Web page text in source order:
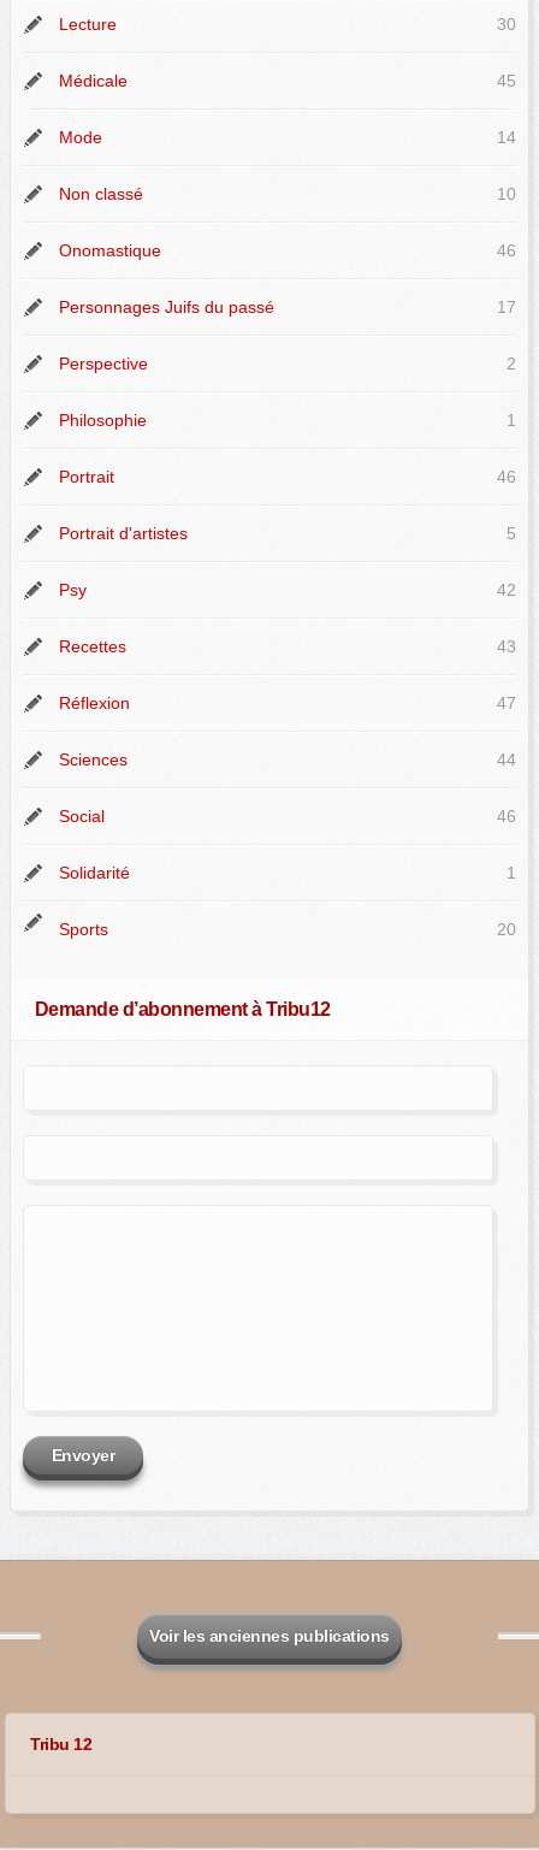
Lecture 30
Médicale 45
Mode 14
Non classé 10
Onomastique 46
Personnages Juifs du passé 17
Perspective 2
Philosophie 1
Portrait 46
Portrait d'artistes 5
Psy 42
Recettes 43
Réflexion 47
Sciences 44
Social 46
Solidarité 1
Sports 20
Demande d’abonnement à Tribu12
Envoyer
Voir les anciennes publications
Tribu 12